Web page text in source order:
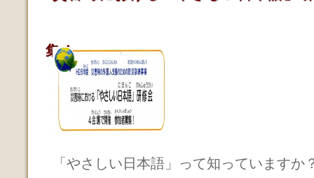
集！
「やさしい日本語」って知っていますか